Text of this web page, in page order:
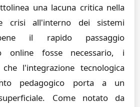
una lacuna critica nella
crisi all'interno dei sistemi
il rapido passaggio
online fosse necessario, i
l'integrazione tecnologica
pedagogico porta a un
Come notato da